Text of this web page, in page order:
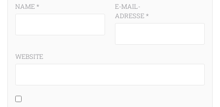
NAME*
E-MAIL-
ADRESSE*
WEBSITE